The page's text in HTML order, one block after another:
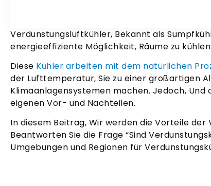
Verdunstungsluftkühler, Bekannt als
energieeffiziente Möglichkeit, Räume zu kühlen.
Diese Kühler arbeiten mit dem natürlichen
der Lufttemperatur, Sie zu einer großartigen
Klimaanlagensystemen machen. Jedoch,
eigenen Vor- und Nachteilen.
In diesem Beitrag, Wir werden die Vorteile
Beantworten Sie die Frage “Sind
Umgebungen und Regionen für